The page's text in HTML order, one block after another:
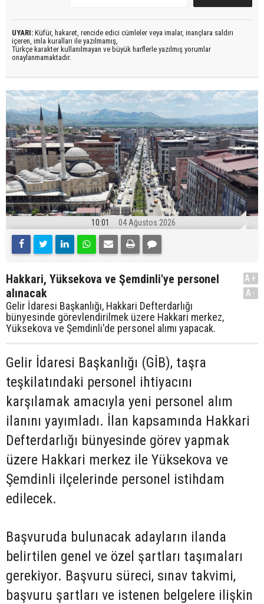
UYARI: Küfür, hakaret, rencide edici cümleler veya imalar, inançlara saldırı
içeren, imla kuralları ile yazılmamış,
Türkçe karakter kullanılmayan ve büyük harflerle yazılmış yorumlar
onaylanmamaktadır.
10:01 04 Ağustos 2026
Hakkari, Yüksekova ve Şemdinli'ye personel
alınacak
Gelir İdaresi Başkanlığı, Hakkari Defterdarlığı
bünyesinde görevlendirilmek üzere Hakkari merkez,
Yüksekova ve Şemdinli'de personel alımı yapacak.
A+
A-
Gelir İdaresi Başkanlığı (GİB), taşra
teşkilatındaki personel ihtiyacını
karşılamak amacıyla yeni personel alım
ilanını yayımladı. İlan kapsamında Hakkari
Defterdarlığı bünyesinde görev yapmak
üzere Hakkari merkez ile Yüksekova ve
Şemdinli ilçelerinde personel istihdam
edilecek.
Başvuruda bulunacak adayların ilanda
belirtilen genel ve özel şartları taşımaları
gerekiyor. Başvuru süreci, sınav takvimi,
başvuru şartları ve istenen belgelere ilişkin